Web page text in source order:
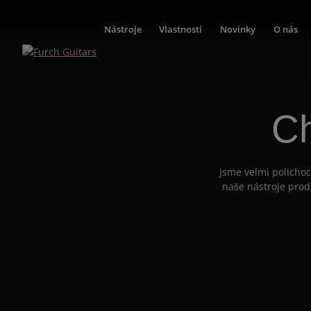
Nástroje Vlastnosti Novinky O nás
Jsme velmi
naše nástroje